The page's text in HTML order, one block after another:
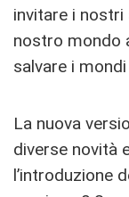
invitare i nostri
nostro mondo
salvare i
La nuova
diverse novità
l’introduzione